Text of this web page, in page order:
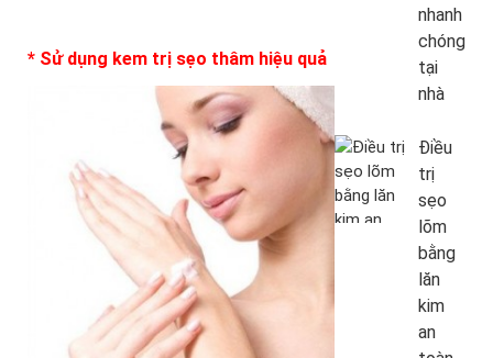
* Sử dụng kem trị sẹo thâm hiệu quả
nhanh
chóng
tại
nhà
Điều
trị
sẹo
lõm
bằng
lăn
kim
an